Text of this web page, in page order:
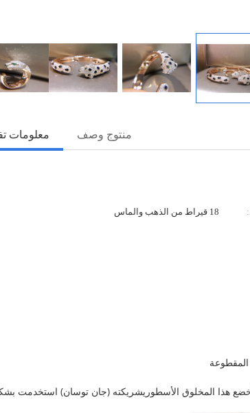
معلومات منتوج وصف
18 قيراط من الذهب والماس
1914 بينما كان "لويس كارتييه" أول من أخضع هذا المخلوق الأسطوريشريكته (جان توسان) استخدمت